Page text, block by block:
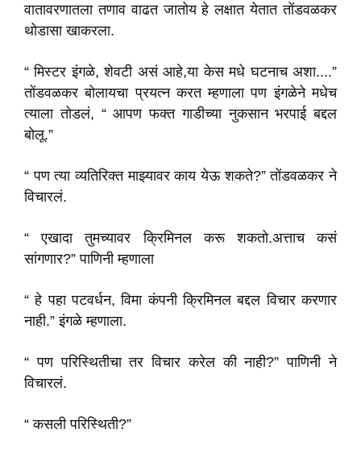
वातावरणातला तणाव वाढत जातोय हे लक्षात येतात तोंडवळकर
थोडासा खाकरला.
“ मिस्टर इंगळे, शेवटी असं आहे,या केस मधे घटनाच अशा....”
तोंडवळकर बोलायचा प्रयत्न करत म्हणाला पण इंगळेने मधेच
त्याला तोडलं, “ आपण फक्त गाडीच्या नुकसान भरपाई बद्दल
बोलू.”
“ पण त्या व्यतिरिक्त माझ्यावर काय येऊ शकते?” तोंडवळकर ने
विचारलं.
“ एखादा तुमच्यावर क्रिमिनल करू शकतो.अत्ताच कसं
सांगणार?” पाणिनी म्हणाला
“ हे पहा पटवर्धन, विमा कंपनी क्रिमिनल बद्दल विचार करणार
नाही.” इंगळे म्हणाला.
“ पण परिस्थितीचा तर विचार करेल की नाही?” पाणिनी ने
विचारलं.
“ कसली परिस्थिती?”